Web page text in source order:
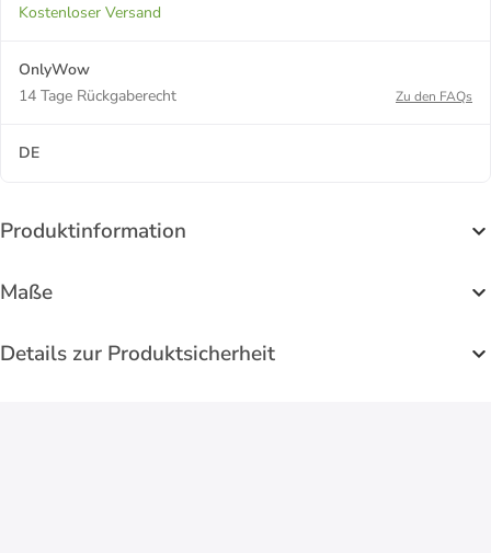
Kostenloser Versand
OnlyWow
14 Tage Rückgaberecht
Zu den FAQs
DE
Produktinformation
Maße
Details zur Produktsicherheit